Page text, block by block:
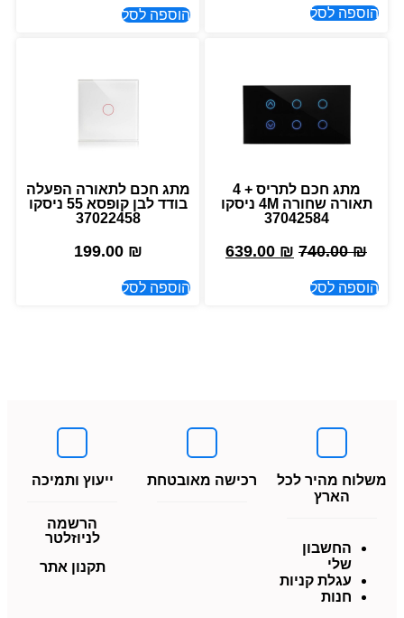
הוספה לסל הוספה לסל
מתג חכם לתריס + 4
תאורה שחורה 4M ניסקו
37042584
740.00₪
639.00 ₪
הוספה לסל
מתג חכם לתאורה הפעלה
בודד לבן קופסא 55 ניסקו
37022458
199.00 ₪
הוספה לסל
משלוח מהיר לכל
הארץ
החשבון
שלי
עגלת קניות
חנות
רכישה מאובטחת ייעוץ ותמיכה
הרשמה
לניוזלטר
תקנון אתר